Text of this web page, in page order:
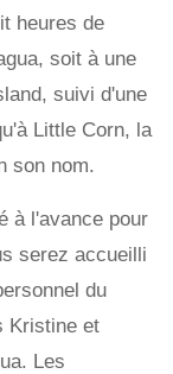
heures de
soit à une
suivi d'une
Little Corn, la
son nom.
à l'avance pour
serez accueilli
du
Kristine et
Les